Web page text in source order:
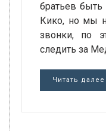
братьев быть
Кико, но мы
звонки, по
следить за
Читать далее